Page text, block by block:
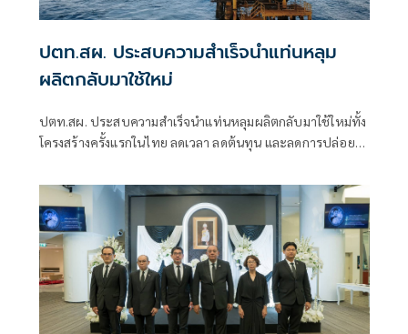
ปตท.สผ. ประสบความสำเร็จนำแท่นหลุม
ผลิตกลับมาใช้ใหม่
ปตท.สผ. ประสบความสำเร็จนำแท่นหลุมผลิตกลับมาใช้ใหม่ทั้ง
โครงสร้างครั้งแรกในไทย ลดเวลา ลดต้นทุน และลดการปล่อย
หมุนเวียน